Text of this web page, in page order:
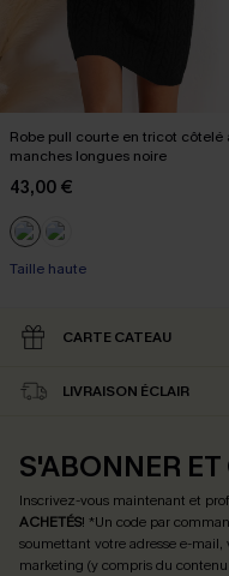
Robe pull courte en tricot côtelé
manches longues noire
43,00 €
Taille haute
CARTE CATEAU
LIVRAISON ÉCLAIR
S'ABONNER
Inscrivez-vous maintenant et
ACHETÉS! *Un code par
soumettant votre adresse e-
marketing (y compris du